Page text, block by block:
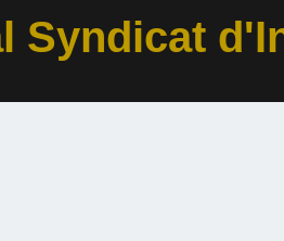
Syndicat